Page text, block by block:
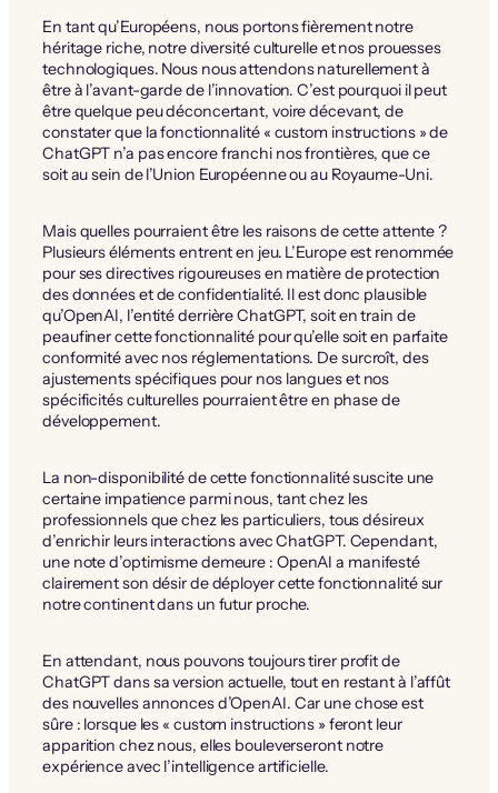
En tant qu’Européens, nous portons fièrement notre
héritage riche, notre diversité culturelle et nos prouesses
technologiques. Nous nous attendons naturellement à
être à l’avant-garde de l’innovation. C’est pourquoi il peut
être quelque peu déconcertant, voire décevant, de
constater que la fonctionnalité « custom instructions » de
ChatGPT n’a pas encore franchi nos frontières, que ce
soit au sein de l’Union Européenne ou au Royaume-Uni.
Mais quelles pourraient être les raisons de cette attente ?
Plusieurs éléments entrent en jeu. L’Europe est renommée
pour ses directives rigoureuses en matière de protection
des données et de confidentialité. Il est donc plausible
qu’OpenAI, l’entité derrière ChatGPT, soit en train de
peaufiner cette fonctionnalité pour qu’elle soit en parfaite
conformité avec nos réglementations. De surcroît, des
ajustements spécifiques pour nos langues et nos
spécificités culturelles pourraient être en phase de
développement.
La non-disponibilité de cette fonctionnalité suscite une
certaine impatience parmi nous, tant chez les
professionnels que chez les particuliers, tous désireux
d’enrichir leurs interactions avec ChatGPT. Cependant,
une note d’optimisme demeure : OpenAI a manifesté
clairement son désir de déployer cette fonctionnalité sur
notre continent dans un futur proche.
En attendant, nous pouvons toujours tirer profit de
ChatGPT dans sa version actuelle, tout en restant à l’affût
des nouvelles annonces d’OpenAI. Car une chose est
sûre : lorsque les « custom instructions » feront leur
apparition chez nous, elles bouleverseront notre
expérience avec l’intelligence artificielle.